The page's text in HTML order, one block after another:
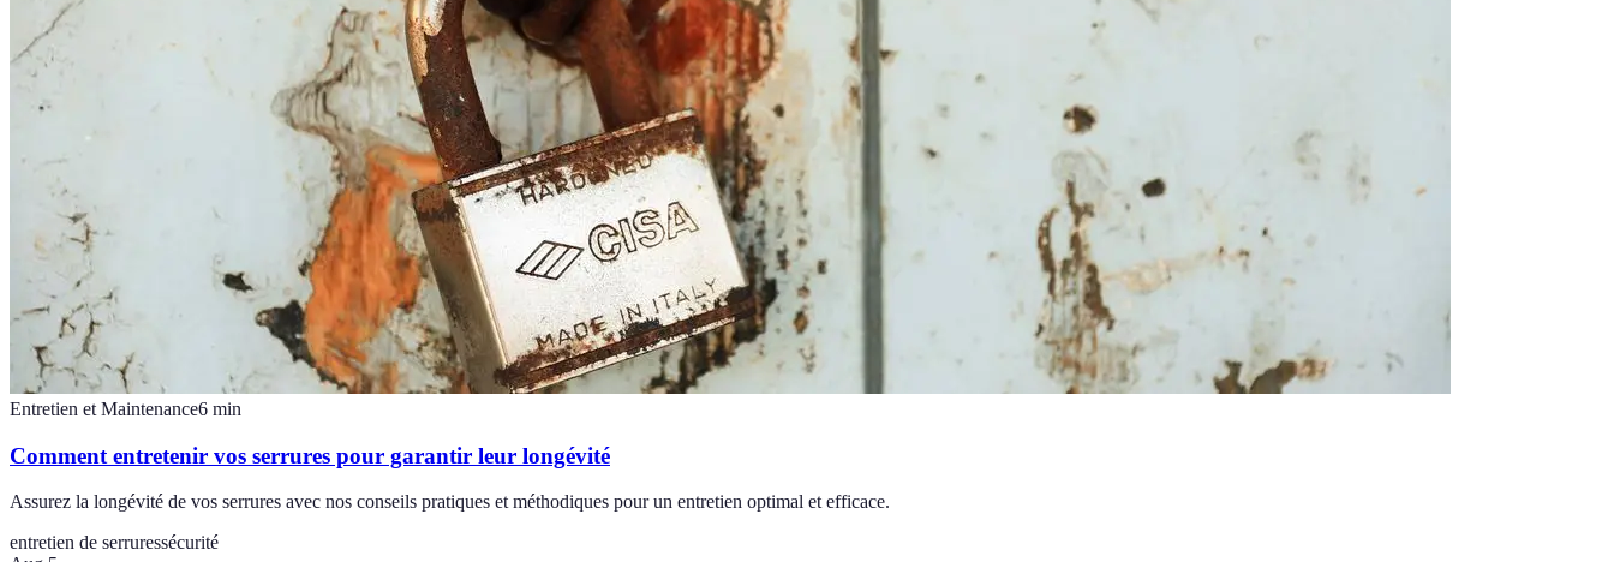
Entretien et Maintenance6 min
Comment entretenir vos serrures pour garantir leur longévité
Assurez la longévité de vos serrures avec nos conseils pratiques et méthodiques pour un entretien optimal et efficace.
entretien de serruressécurité